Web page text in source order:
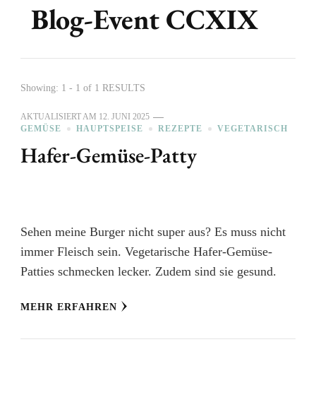
Blog-Event CCXIX
Showing: 1 - 1 of 1 RESULTS
AKTUALISIERT AM 12. JUNI 2025
GEMÜSE
HAUPTSPEISE REZEPTE VEGETARISCH
Hafer-Gemüse-Patty
Sehen meine Burger nicht super aus? Es muss nicht
immer Fleisch sein. Vegetarische Hafer-Gemüse-
Patties schmecken lecker. Zudem sind sie gesund.
MEHR ERFAHREN